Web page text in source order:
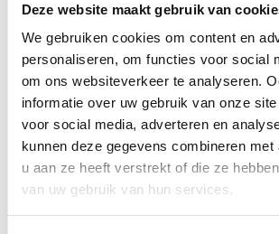
Deze website maakt gebruik van
We gebruiken cookies om content en
personaliseren, om functies voor social
om ons websiteverkeer te analyseren.
informatie over uw gebruik van onze
voor social media, adverteren en
kunnen deze gegevens combineren met
u aan ze heeft verstrekt of die ze
van uw gebruik van hun services.
200x300cm
Vlag 200x300cm | Op
maat bedrukken
Vanaf 57,81
Excl. BTW
Levertijd 14 werkdagen
Glanspoly
100x150cm
100x150cm
Waardering:
100 100
Excl. BTW
Voor 16:00
dag
Voeg